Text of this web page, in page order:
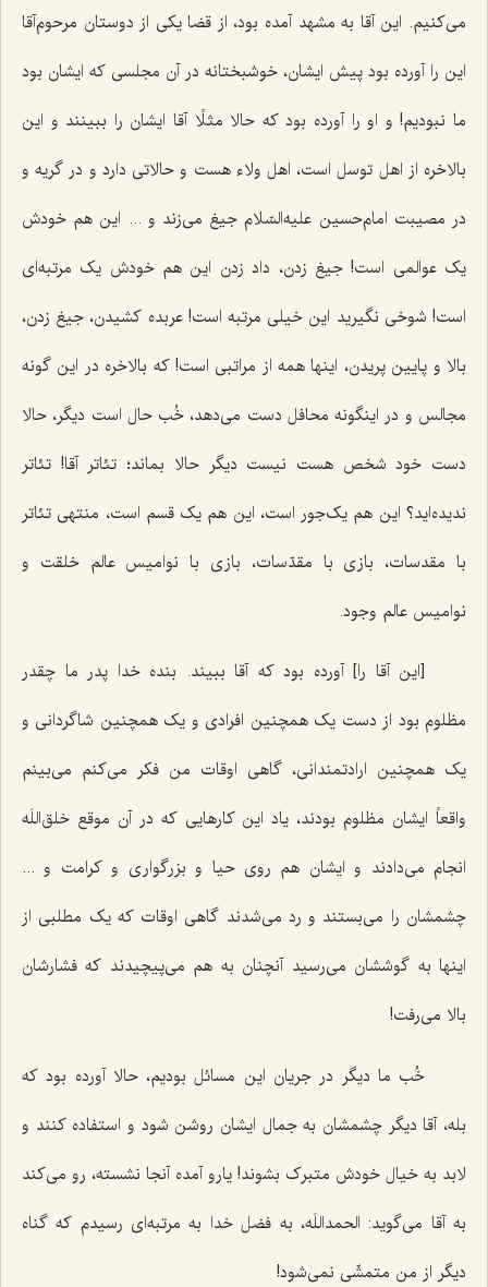
می‌کنیم. این آقا به مشهد آمده بود، از قضا یکی از دوستان مرحوم‌آقا
این را آورده بود پیش ایشان، خوشبختانه در آن مجلسی که ایشان بود
ما نبودیم! و او را آورده بود که حالا مثلًا آقا ایشان را ببینند و این
بالاخره از اهل توسل است، اهل ولاء هست و حالاتی دارد و در گریه و
در مصیبت امام‌حسین علیه‌السّلام جیغ می‌زند و ... این هم خودش
یک عوالمی است! جیغ زدن، داد زدن این هم خودش یک مرتبه‌ای
است! شوخی نگیرید این خیلی مرتبه است! عربده کشیدن، جیغ زدن،
بالا و پایین پریدن، اینها همه از مراتبی است! که بالاخره در این گونه
مجالس و در اینگونه محافل دست می‌دهد، خُب حال است دیگر، حالا
دست خود شخص هست نیست دیگر حالا بماند؛ تئاتر آقا! تئاتر
ندیده‌اید؟ این هم یک‌جور است، این هم یک قسم است، منتهی تئاتر
با مقدسات، بازی با مقدّسات، بازی با نوامیس عالم خلقت و
نوامیس عالم وجود.
[این آقا را] آورده بود که آقا ببیند. بنده خدا پدر ما چقدر
مظلوم بود از دست یک همچنین افرادی و یک همچنین شاگردانی و
یک همچنین ارادتمندانی، گاهی اوقات من فکر می‌کنم می‌بینم
واقعاً ایشان مظلوم بودند، یاد این کارهایی که در آن موقع خلق‌اللَه
انجام می‌دادند و ایشان هم روی حیا و بزرگواری و کرامت و ...
چشمشان را می‌بستند و رد می‌شدند گاهی اوقات که یک مطلبی از
اینها به گوششان می‌رسید آنچنان به هم می‌پیچیدند که فشارشان
بالا می‌رفت!
خُب ما دیگر در جریان این مسائل بودیم، حالا آورده بود که
بله، آقا دیگر چشمشان به جمال ایشان روشن شود و استفاده کنند و
لابد به خیال خودش متبرک بشوند! یارو آمده آنجا نشسته، رو می‌کند
به آقا می‌گوید: الحمداللَه، به فضل خدا به مرتبه‌ای رسیدم که گناه
دیگر از من متمشّی نمی‌شود!